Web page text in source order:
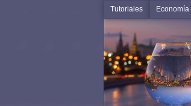
Tutoriales Economía